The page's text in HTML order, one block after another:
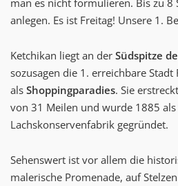
anlegen. Es ist Freitag! Unsere 1.
Ketchikan liegt an der Südspitze
sozusagen die 1. erreichbare
als Shoppingparadies. Sie
von 31 Meilen und wurde 1885
Lachskonservenfabrik gegründet.
Sehenswert ist vor allem die
malerische Promenade, auf